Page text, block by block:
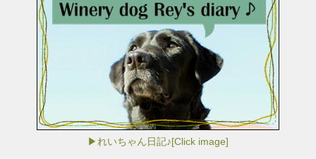
▶れいちゃん日記♪[Click image]